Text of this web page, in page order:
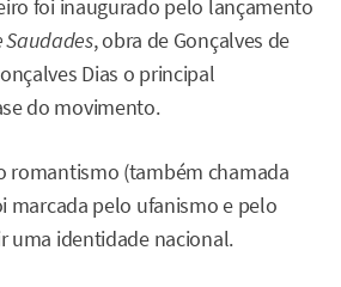
foi inaugurado pelo lançamento
Saudades, obra de Gonçalves de
Dias o principal
do movimento.
romantismo (também chamada
marcada pelo ufanismo e pelo
uma identidade nacional.